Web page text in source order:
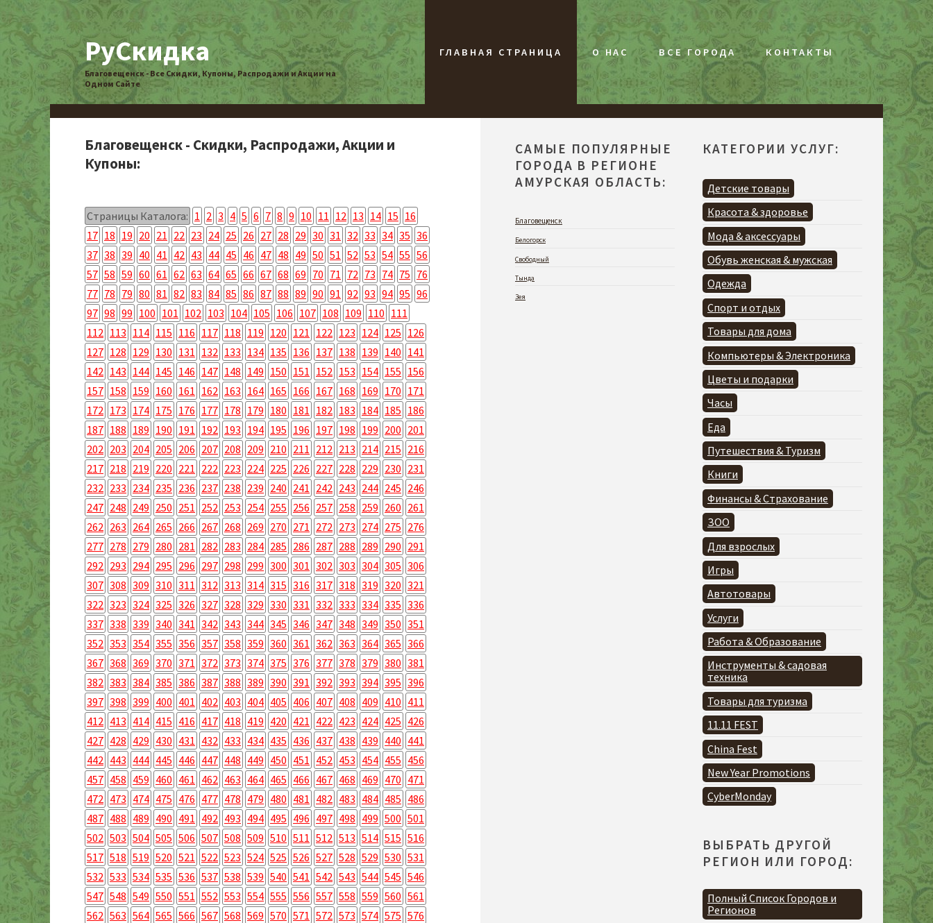
РуСкидка
Благовещенск - Все Скидки, Купоны, Распродажи и Акции на
Одном Сайте
ГЛАВНАЯ СТРАНИЦА О НАС ВСЕ ГОРОДА КОНТАКТЫ
Благовещенск - Скидки, Распродажи, Акции и
Купоны:
Страницы Каталога: 1 2 3 4 5 6 7 8 9 10 11 12 13 14 15 16
17 18 19 20 21 22 23 24 25 26 27 28 29 30 31 32 33 34 35 36
37 38 39 40 41 42 43 44 45 46 47 48 49 50 51 52 53 54 55 56
57 58 59 60 61 62 63 64 65 66 67 68 69 70 71 72 73 74 75 76
77 78 79 80 81 82 83 84 85 86 87 88 89 90 91 92 93 94 95 96
97 98 99 100 101 102 103 104 105 106 107 108 109 110 111
112 113 114 115 116 117 118 119 120 121 122 123 124 125 126
127 128 129 130 131 132 133 134 135 136 137 138 139 140 141
142 143 144 145 146 147 148 149 150 151 152 153 154 155 156
157 158 159 160 161 162 163 164 165 166 167 168 169 170 171
172 173 174 175 176 177 178 179 180 181 182 183 184 185 186
187 188 189 190 191 192 193 194 195 196 197 198 199 200 201
202 203 204 205 206 207 208 209 210 211 212 213 214 215 216
217 218 219 220 221 222 223 224 225 226 227 228 229 230 231
232 233 234 235 236 237 238 239 240 241 242 243 244 245 246
247 248 249 250 251 252 253 254 255 256 257 258 259 260 261
262 263 264 265 266 267 268 269 270 271 272 273 274 275 276
277 278 279 280 281 282 283 284 285 286 287 288 289 290 291
292 293 294 295 296 297 298 299 300 301 302 303 304 305 306
307 308 309 310 311 312 313 314 315 316 317 318 319 320 321
322 323 324 325 326 327 328 329 330 331 332 333 334 335 336
337 338 339 340 341 342 343 344 345 346 347 348 349 350 351
352 353 354 355 356 357 358 359 360 361 362 363 364 365 366
367 368 369 370 371 372 373 374 375 376 377 378 379 380 381
382 383 384 385 386 387 388 389 390 391 392 393 394 395 396
397 398 399 400 401 402 403 404 405 406 407 408 409 410 411
412 413 414 415 416 417 418 419 420 421 422 423 424 425 426
427 428 429 430 431 432 433 434 435 436 437 438 439 440 441
442 443 444 445 446 447 448 449 450 451 452 453 454 455 456
457 458 459 460 461 462 463 464 465 466 467 468 469 470 471
472 473 474 475 476 477 478 479 480 481 482 483 484 485 486
487 488 489 490 491 492 493 494 495 496 497 498 499 500 501
502 503 504 505 506 507 508 509 510 511 512 513 514 515 516
517 518 519 520 521 522 523 524 525 526 527 528 529 530 531
532 533 534 535 536 537 538 539 540 541 542 543 544 545 546
547 548 549 550 551 552 553 554 555 556 557 558 559 560 561
562 563 564 565 566 567 568 569 570 571 572 573 574 575 576
САМЫЕ ПОПУЛЯРНЫЕ
ГОРОДА В РЕГИОНЕ
АМУРСКАЯ ОБЛАСТЬ:
Благовещенск
Белогорск
Свободный
Тында
Зея
КАТЕГОРИИ УСЛУГ:
Детские товары
Красота & здоровье
Мода & аксессуары
Обувь женская & мужская
Одежда
Спорт и отдых
Товары для дома
Компьютеры & Электроника
Цветы и подарки
Часы
Еда
Путешествия & Туризм
Книги
Финансы & Страхование
ЗОО
Для взрослых
Игры
Автотовары
Услуги
Работа & Образование
Инструменты & садовая
техника
Товары для туризма
11.11 FEST
China Fest
New Year Promotions
CyberMonday
ВЫБРАТЬ ДРУГОЙ
РЕГИОН ИЛИ ГОРОД:
Полный Список Городов и
Регионов